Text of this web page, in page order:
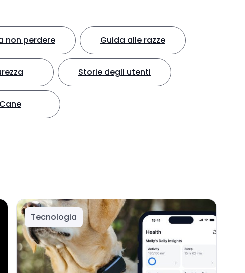
non perdere Guida alle razze
Storie degli utenti
Cane
Tecnologia